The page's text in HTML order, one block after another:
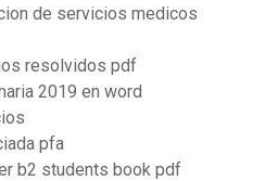
de servicios medicos
resolvidos pdf
2019 en word
pfa
b2 students book pdf